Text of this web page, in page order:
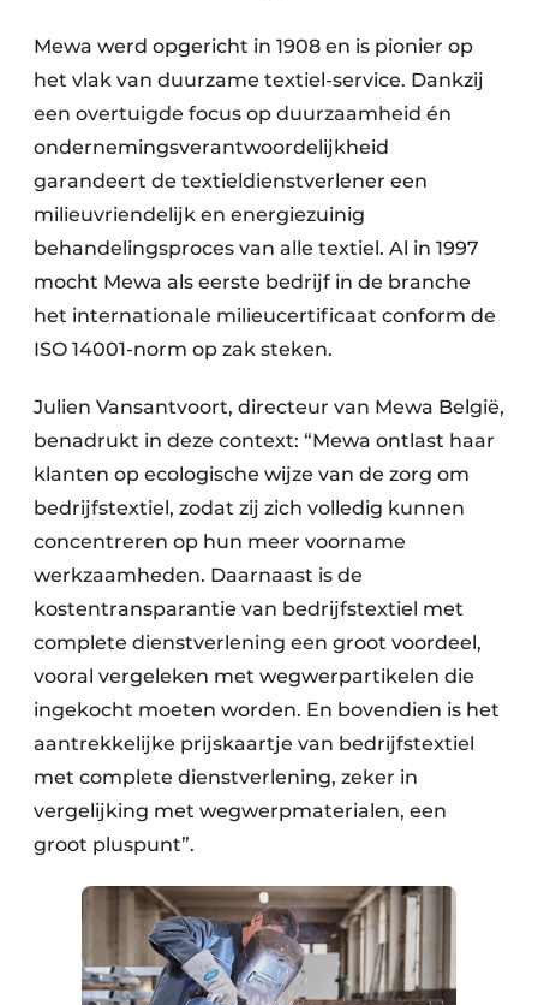
Mewa werd opgericht in 1908 en is pionier op
het vlak van duurzame textiel-service. Dankzij
een overtuigde focus op duurzaamheid én
ondernemingsverantwoordelijkheid
garandeert de textieldienstverlener een
milieuvriendelijk en energiezuinig
behandelingsproces van alle textiel. Al in 1997
mocht Mewa als eerste bedrijf in de branche
het internationale milieucertificaat conform de
ISO 14001-norm op zak steken.
Julien Vansantvoort, directeur van Mewa België,
benadrukt in deze context: “Mewa ontlast haar
klanten op ecologische wijze van de zorg om
bedrijfstextiel, zodat zij zich volledig kunnen
concentreren op hun meer voorname
werkzaamheden. Daarnaast is de
kostentransparantie van bedrijfstextiel met
complete dienstverlening een groot voordeel,
vooral vergeleken met wegwerpartikelen die
ingekocht moeten worden. En bovendien is het
aantrekkelijke prijskaartje van bedrijfstextiel
met complete dienstverlening, zeker in
vergelijking met wegwerpmaterialen, een
groot pluspunt”.